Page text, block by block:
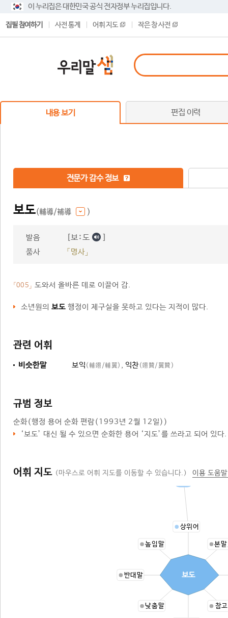
이 누리집은 대한민국 공식 전자정부 누리집입니다.
집필 참여하기 사전 통계 어휘 지도 작은 창 사전
내용 보기 편집 이력
전문가 감수 정보
보도(輔導/補導 )
발음 [보ː도 ]
품사 「명사」
「005」 도와서 올바른 데로 이끌어 감.
소년원의 보도 행정이 제구실을 못하고 있다는 지적이 많다.
관련 어휘
비슷한말 보익 (輔翊/輔翼) , 익찬(翊贊/翼贊)
규범 정보
순화(행정 용어 순화 편람(1993년 2월 12일))
‘보도’ 대신 될 수 있으면 순화한 용어 ‘지도’를 쓰라고 되어 있다.
어휘 지도 (마우스로 어휘 지도를 이동할 수 있습니다.) 이용 도움
상위어
본
참
낮춤말
반대말
높임말
보도